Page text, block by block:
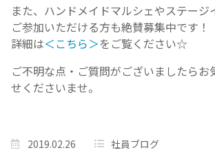
また、ハンドメイドマルシェやステージ
ご参加いただける方も絶賛募集中です！
詳細は＜こちら＞をご覧ください☆
ご不明な点・ご質問がございましたらお
せくださいませ。
2019.02.26 社員ブログ